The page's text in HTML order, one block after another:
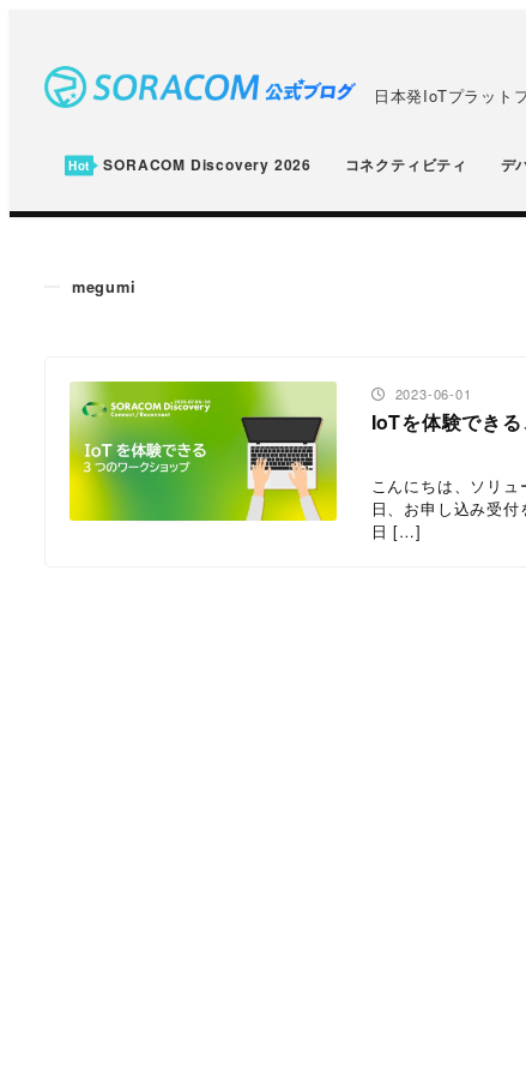
ン
日本発IoTプラット
SORACOM Discovery 2026 コネクティビティ デ
megumi
IoTを体験でき
こんにちは、ソリ
日、お申し込み受
日 […]
投稿日
2023-06-01